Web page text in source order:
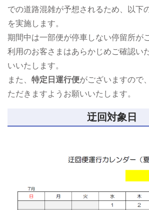
での道路混雑が予想されるため、以下
を実施します。
期間中は一部便が停車しない停留所が
利用のお客さまはあらかじめご確認い
いいたします。
また、 特定日運行便がございますので
ただきますようお願いいたします。
迂回対象日